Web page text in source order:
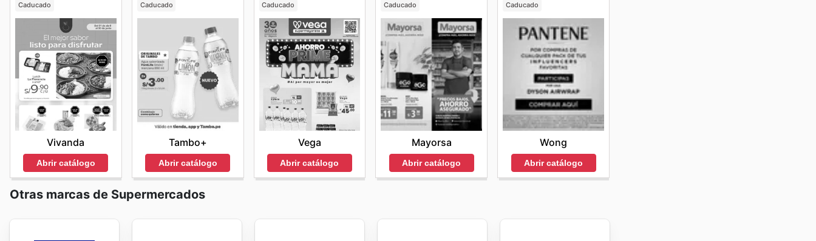
Caducado
Vivanda
Abrir catálogo
Caducado
Tambo+
Abrir catálogo
Caducado
Vega
Abrir catálogo
Caducado
Mayorsa
Abrir catálogo
Caducado
Wong
Abrir catálogo
Otras marcas de Supermercados